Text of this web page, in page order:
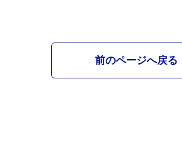
前のページへ戻る